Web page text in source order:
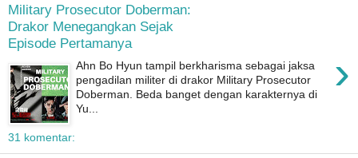
Military Prosecutor Doberman:
Drakor Menegangkan Sejak
Episode Pertamanya
›
Ahn Bo Hyun tampil berkharisma sebagai jaksa
pengadilan militer di drakor Military Prosecutor
Doberman. Beda banget dengan karakternya di
Yu...
31 komentar: